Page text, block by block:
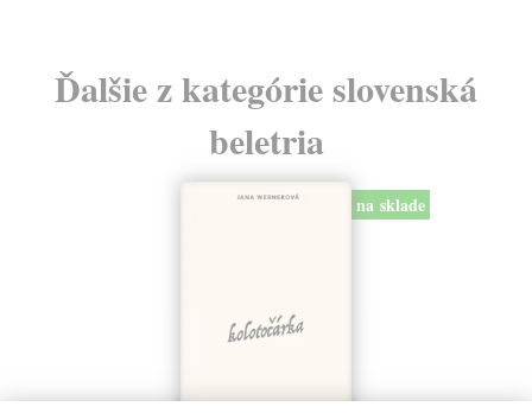
Ďalšie z kategórie slovenská
beletria
na sklade